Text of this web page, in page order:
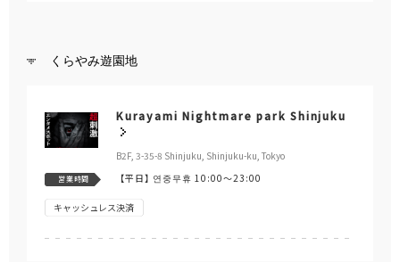
くらやみ遊園地
Kurayami Nightmare park Shinjuku
B2F, 3-35-8 Shinjuku, Shinjuku-ku, Tokyo
営業時間 【平日】 연중무휴 10:00～23:00
キャッシュレス決済